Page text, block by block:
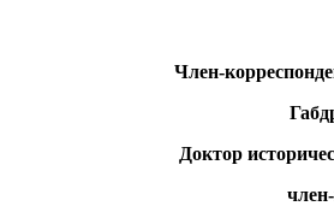
Член-
Доктор